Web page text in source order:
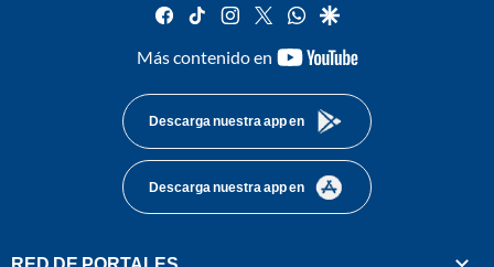
facebook
tiktok instagram
twitterwhatsapp
google
Más contenido en
youtube-
Descarga nuestra app en
Descarga nuestra app en